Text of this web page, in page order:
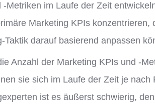
-Metriken im Laufe der Zeit
Marketing KPIs
Taktik darauf basierend anpassen
Anzahl der Marketing KPIs und -
sie sich im Laufe der Zeit je
ist es äußerst schwierig,